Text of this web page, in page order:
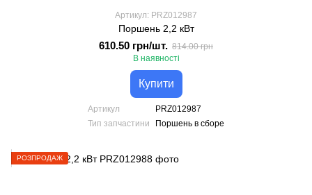
Артикул: PRZ012987
Поршень 2,2 кВт
610.50 грн/шт. 814.00 грн
В наявності
Купити
Артикул
PRZ012987
Тип запчастини
Поршень в сборе
РОЗПРОДАЖ